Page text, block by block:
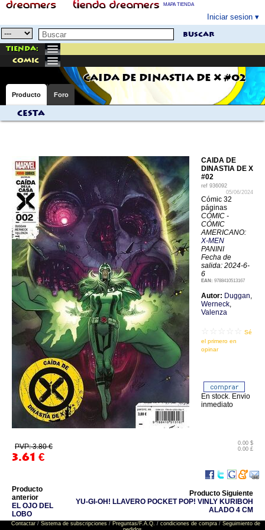
MAPA TIENDA
Iniciar sesion
buscar
Tienda:
comic
CAIDA DE DINASTIA DE X #02
Producto Foro
Cesta
CAIDA DE
DINASTIA DE X
#02
ref 936092
05/06/2024
Cómic 32
páginas
CÓMIC -
CÓMIC
AMERICANO:
X-MEN
PANINI
Fecha de
salida: 2024-6-
6
EAN: 9788410513167
Autor: Duggan,
Werneck,
Valenza
Sé
el primero en
opinar
PVP: 3.80 €
3.61 €
0.00 $
0.00 £
En stock. Envio
inmediato
Producto
anterior
EL OJO DEL
LOBO
Producto Siguiente
YU-GI-OH! LLAVERO POCKET POP! VINLY KURIBOH
ALADO 4 CM
Contactar/ Sistema de subscripciones/ Preguntas/F.A.Q. / condiciones de compra/ Seguimiento de